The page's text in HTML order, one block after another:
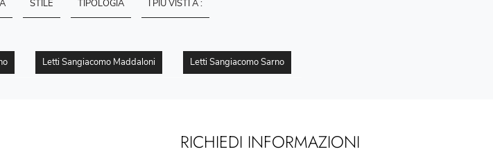
STILE TIPOLOGIA I PIÙ VISTI A :
Letti Sangiacomo Maddaloni Letti Sangiacomo Sarno
RICHIEDI INFORMAZIONI